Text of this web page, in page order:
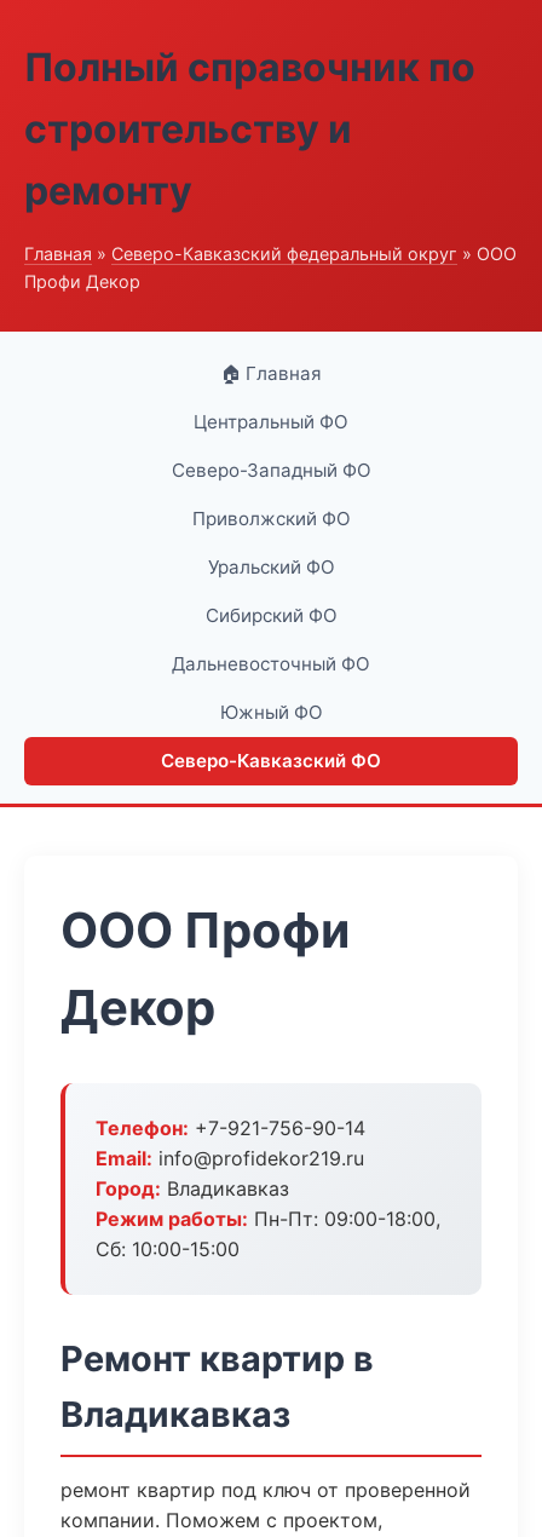
Полный справочник по
строительству и
ремонту
Главная » Северо-Кавказский федеральный округ » ООО
Профи Декор
🏠 Главная
Центральный ФО
Северо-Западный ФО
Приволжский ФО
Уральский ФО
Сибирский ФО
Дальневосточный ФО
Южный ФО
Северо-Кавказский ФО
ООО Профи
Декор
Телефон: +7-921-756-90-14
Email: info@profidekor219.ru
Город: Владикавказ
Режим работы: Пн-Пт: 09:00-18:00,
Сб: 10:00-15:00
Ремонт квартир в
Владикавказ
ремонт квартир под ключ от проверенной
компании. Поможем с проектом,